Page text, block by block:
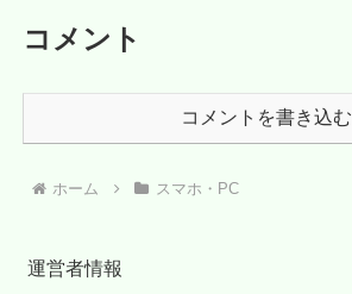
コメント
コメントを書き込む
ホーム スマホ・PC
運営者情報